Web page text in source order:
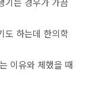
도 하는데 한의학
이유와 체했을 때